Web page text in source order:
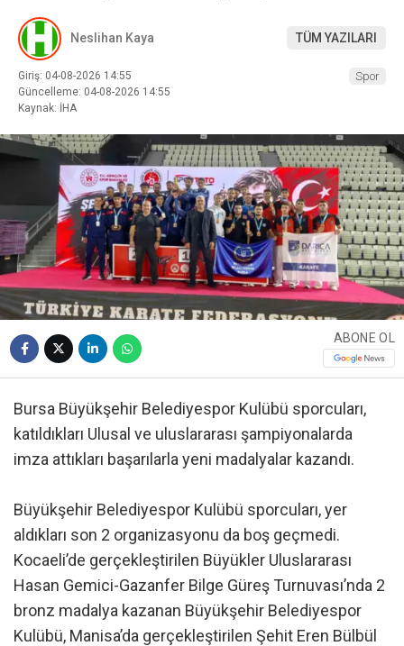
Neslihan Kaya TÜM YAZILARI
Giriş: 04-08-2026 14:55
Güncelleme: 04-08-2026 14:55
Kaynak: İHA
Spor
ABONE OL
Bursa Büyükşehir Belediyespor Kulübü sporcuları,
katıldıkları Ulusal ve uluslararası şampiyonalarda
imza attıkları başarılarla yeni madalyalar kazandı.
Büyükşehir Belediyespor Kulübü sporcuları, yer
aldıkları son 2 organizasyonu da boş geçmedi.
Kocaeli’de gerçekleştirilen Büyükler Uluslararası
Hasan Gemici-Gazanfer Bilge Güreş Turnuvası’nda 2
bronz madalya kazanan Büyükşehir Belediyespor
Kulübü, Manisa’da gerçekleştirilen Şehit Eren Bülbül